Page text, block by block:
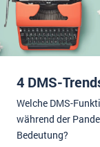
4 DMS-
Welche DMS-
während der
Bedeutung?